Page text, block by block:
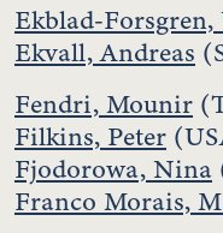
Ekblad-
Ekvall, Andreas
Fendri, Mounir
Filkins, Peter
Fjodorowa, Nina
Franco Morais,